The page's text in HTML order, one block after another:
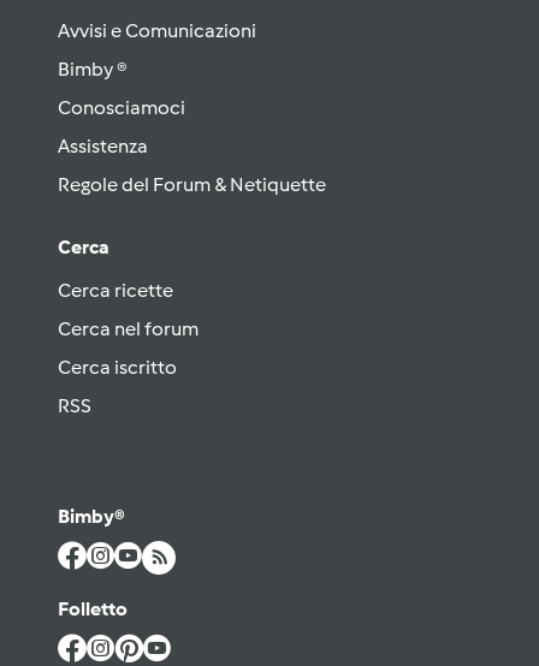
Avvisi e Comunicazioni
Bimby ®
Conosciamoci
Assistenza
Regole del Forum & Netiquette
Cerca
Cerca ricette
Cerca nel forum
Cerca iscritto
RSS
Bimby®
Folletto